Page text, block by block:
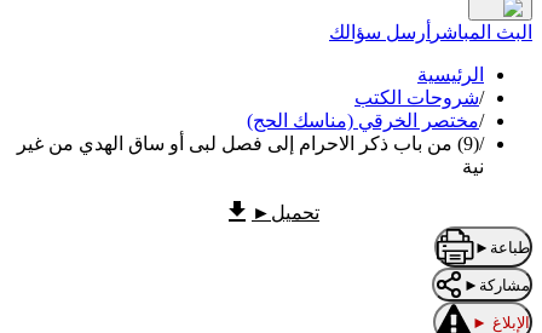
البث المباشر أرسل سؤالك
الرئيسية
/شروحات الكتب
/مختصر الخرقي (مناسك الحج)
/
(9) من باب ذكر الاحرام إلى فصل لبى أو ساق الهدي من غير
نية
تحميل ►
طباعة ►
مشاركة ►
الإبلاغ ►